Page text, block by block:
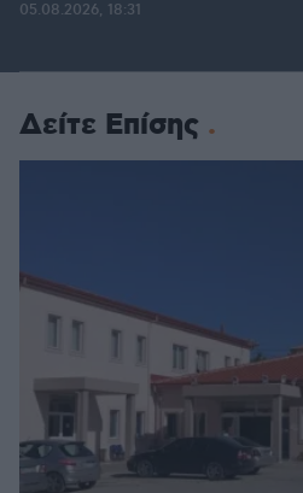
05.08.2026, 18:31
Δείτε Επίσης